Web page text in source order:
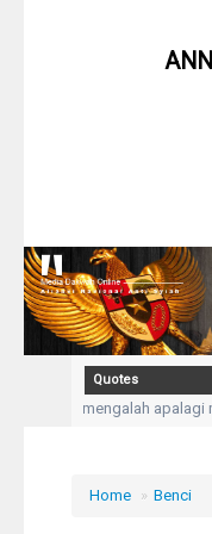
Close
Home
Profil
Berita
Quotes
bukan mengalah apalagi
Home » Benci